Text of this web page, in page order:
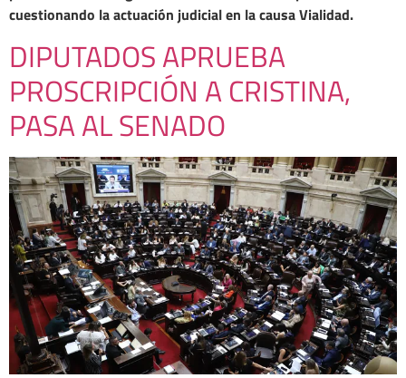
cuestionando la actuación judicial en la causa Vialidad.
DIPUTADOS APRUEBA
PROSCRIPCIÓN A CRISTINA,
PASA AL SENADO